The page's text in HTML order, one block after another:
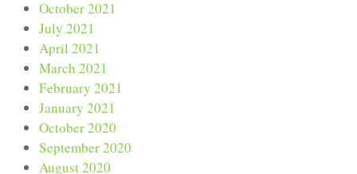
October 2021
July 2021
April 2021
March 2021
February 2021
January 2021
October 2020
September 2020
August 2020